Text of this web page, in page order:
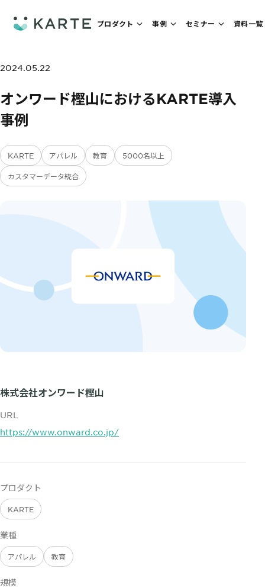
プロダクト 事例 セミナー 資料一覧
2024.05.22
オンワード樫山におけるKARTE導入
事例
KARTE アパレル 教育 5000名以上
カスタマーデータ統合
株式会社オンワード樫山
URL
https://www.onward.co.jp/
プロダクト
KARTE
業種
アパレル 教育
規模